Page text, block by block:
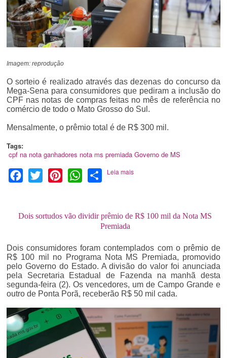
Imagem: reprodução
O sorteio é realizado através das dezenas do concurso da
Mega-Sena para consumidores que pediram a inclusão do
CPF nas notas de compras feitas no mês de referência no
comércio de todo o Mato Grosso do Sul.
Mensalmente, o prêmio total é de R$ 300 mil.
Tags:
cpf na nota ganhadores nota ms premiada Governo de MS
Facebook
Twitter PinterestWhatsApp
Share
Leia mais
Dois sortudos vão dividir prêmio de R$ 100 mil da Nota MS
Premiada
Dois consumidores foram contemplados com o prêmio de
R$ 100 mil no Programa Nota MS Premiada, promovido
pelo Governo do Estado. A divisão do valor foi anunciada
pela Secretaria Estadual de Fazenda na manhã desta
segunda-feira (2). Os vencedores, um de Campo Grande e
outro de Ponta Porã, receberão R$ 50 mil cada.